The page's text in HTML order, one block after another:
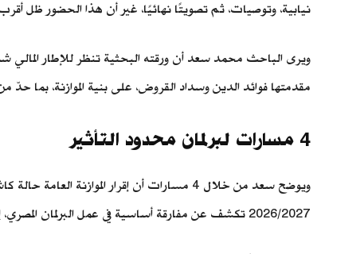
نيابية، وتوصيات، ثم تصويتًا نهائيًا، غير أن هذا الحضور ظل
ويرى الباحث محمد سعد أن ورقته البحثية تنظر للإطار المالي
مقدمتها فوائد الدين وسداد القروض، على بنية الموازنة، بما حدّ
4 مسارات لبرلمان محدود التأثير
ويوضح سعد من خلال 4 مسارات أن إقرار
2026/2027 تكشف عن مفارقة أساسية في عمل البرلمان المصري، إذ إن المشكلة لا تكمن في غياب الإجراءات أو انعدام النقاش، وإنما في محدودية قدرة هذا النقاش على التأثير في الاختيارات المالية الكبرى.